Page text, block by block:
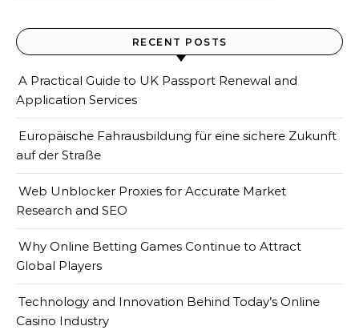
RECENT POSTS
A Practical Guide to UK Passport Renewal and
Application Services
Europäische Fahrausbildung für eine sichere Zukunft
auf der Straße
Web Unblocker Proxies for Accurate Market
Research and SEO
Why Online Betting Games Continue to Attract
Global Players
Technology and Innovation Behind Today’s Online
Casino Industry